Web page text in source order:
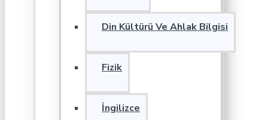
Din Kültürü Ve Ahlak Bilgisi
Fizik
İngilizce